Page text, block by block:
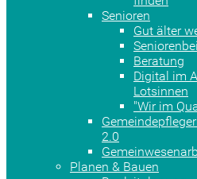
Senioren
Gut älter
Beratung
Digital im
Lotsinnen
"Wir im
2.0
Planen & Bauen